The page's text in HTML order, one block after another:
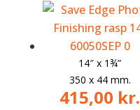
14″ x 1¾”
350 x 44 mm.
415,00 kr.